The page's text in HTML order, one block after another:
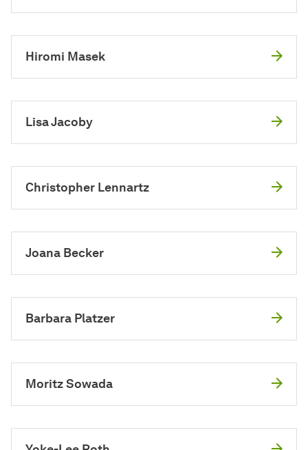
Hiromi Masek
Lisa Jacoby
Christopher Lennartz
Joana Becker
Barbara Platzer
Moritz Sowada